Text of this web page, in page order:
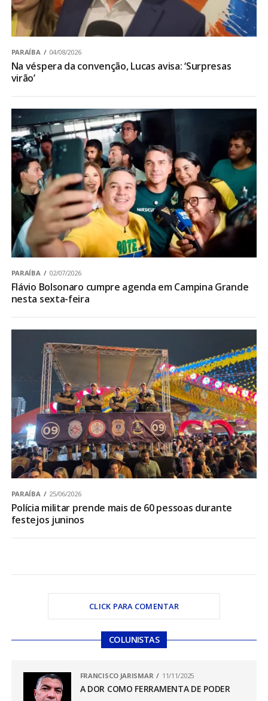
PARAÍBA 04/08/2026
Na véspera da convenção, Lucas avisa: ‘Surpresas
virão’
PARAÍBA 02/07/2026
Flávio Bolsonaro cumpre agenda em Campina Grande
nesta sexta-feira
PARAÍBA 25/06/2026
Polícia militar prende mais de 60 pessoas durante
festejos juninos
CLICK PARA COMENTAR
COLUNISTAS
FRANCISCO JARISMAR 11/11/2025
A DOR COMO FERRAMENTA DE PODER